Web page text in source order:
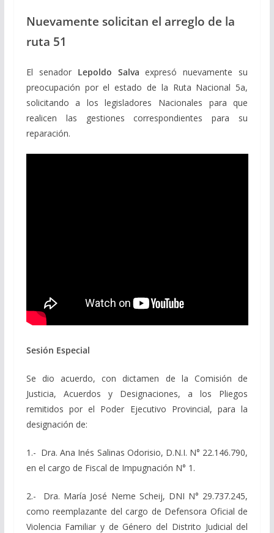
Nuevamente solicitan el arreglo de la
ruta 51
El senador Lepoldo Salva expresó nuevamente su
preocupación por el estado de la Ruta Nacional 5a,
solicitando a los legisladores Nacionales para que
realicen las gestiones correspondientes para su
reparación.
Sesión Especial
Se dio acuerdo, con dictamen de la Comisión de
Justicia, Acuerdos y Designaciones, a los Pliegos
remitidos por el Poder Ejecutivo Provincial, para la
designación de:
1.- Dra. Ana Inés Salinas Odorisio, D.N.I. N° 22.146.790,
en el cargo de Fiscal de Impugnación N° 1.
2.- Dra. María José Neme Scheij, DNI N° 29.737.245,
como reemplazante del cargo de Defensora Oficial de
Violencia Familiar y de Género del Distrito Judicial del